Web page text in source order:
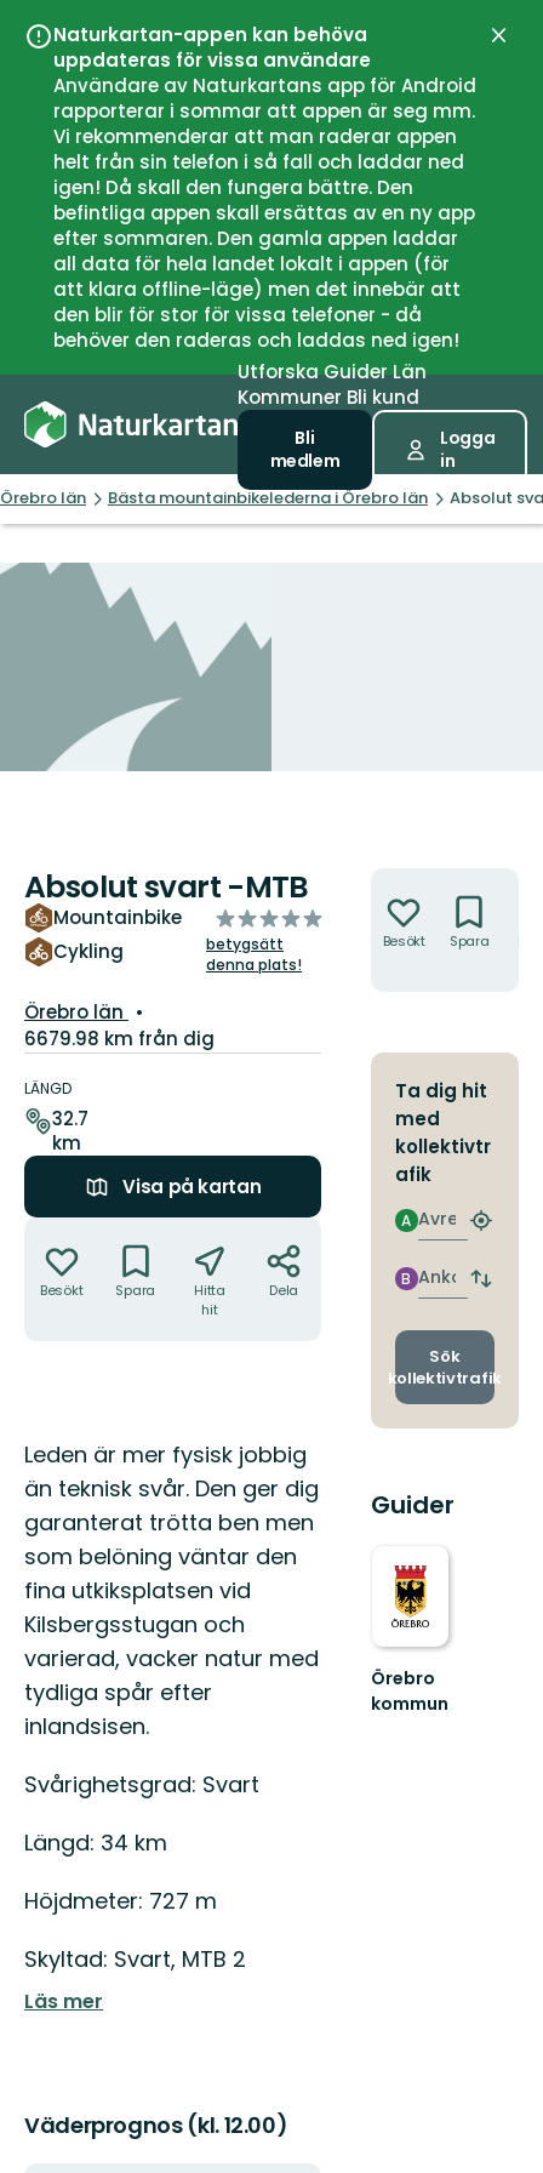
Naturkartan-appen kan behöva
uppdateras för vissa användare
Användare av Naturkartans app för Android
rapporterar i sommar att appen är seg mm.
Vi rekommenderar att man raderar appen
helt från sin telefon i så fall och laddar ned
igen! Då skall den fungera bättre. Den
befintliga appen skall ersättas av en ny app
efter sommaren. Den gamla appen laddar
all data för hela landet lokalt i appen (för
att klara offline-läge) men det innebär att
den blir för stor för vissa telefoner - då
behöver den raderas och laddas ned igen!
UtforskaGuiderLän
Kommuner Bli kund
Bli
medlem
Logga
in
Örebro län Bästa mountainbikelederna i Örebro län Absolut
Absolut svart -MTB
Mountainbike
Cykling
av
5
stjärnor
betygsätt
denna plats!
Län:
Örebro län
6679.98 km från dig
om
leden
LÄNGD
32.7
km
Visa på kartan
Besökt Spara
Hitta
hit
Dela
Beskrivning
Leden är mer fysisk jobbig
än teknisk svår. Den ger dig
garanterat trötta ben men
som belöning väntar den
fina utkiksplatsen vid
Kilsbergsstugan och
varierad, vacker natur med
tydliga spår efter
inlandsisen.
Svårighetsgrad: Svart
Längd: 34 km
Höjdmeter: 727 m
Skyltad: Svart, MTB 2
Läs mer
Väderprognos (kl. 12.00)
Besökt Spara
Ta dig hit
med
kollektivtr
afik
Avresa
A
Hitta
Ankomst
B
Byt
och
Sök
kollektivtrafik
Guider
Örebro
kommun